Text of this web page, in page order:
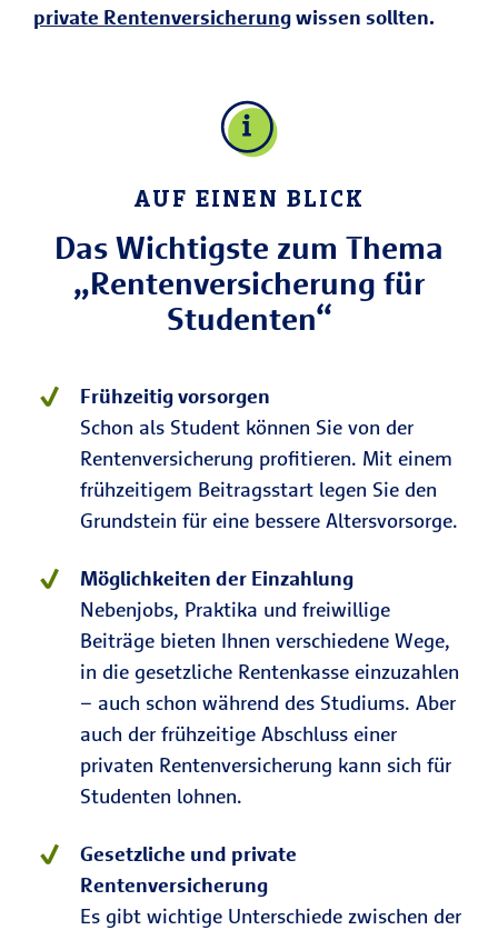
private Rentenversicherungwissen sollten.
AUF EINEN BLICK
Das Wichtigste zum Thema
„Rentenversicherung für
Studenten“
Frühzeitig vorsorgen
Schon als Student können Sie von der
Rentenversicherung profitieren. Mit einem
frühzeitigem Beitragsstart legen Sie den
Grundstein für eine bessere Altersvorsorge.
Möglichkeiten der Einzahlung
Nebenjobs, Praktika und freiwillige
Beiträge bieten Ihnen verschiedene Wege,
in die gesetzliche Rentenkasse einzuzahlen
– auch schon während des Studiums. Aber
auch der frühzeitige Abschluss einer
privaten Rentenversicherung kann sich für
Studenten lohnen.
Gesetzliche und private
Rentenversicherung
Es gibt wichtige Unterschiede zwischen der